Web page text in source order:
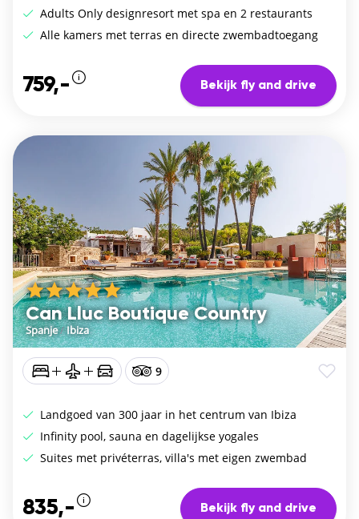
Adults Only designresort met spa en 2 restaurants
Alle kamers met terras en directe zwembadtoegang
759,- Bekijk fly and drive
Can Lluc Boutique Country
Spanje/Ibiza
9
Landgoed van 300 jaar in het centrum van Ibiza
Infinity pool, sauna en dagelijkse yogales
Suites met privéterras, villa's met eigen zwembad
835,- Bekijk fly and drive